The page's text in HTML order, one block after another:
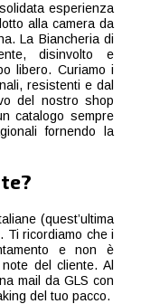
esperienza
alla camera da
La Biancheria di
disinvolto e
libero. Curiamo i
resistenti e dal
del nostro shop
catalogo sempre
fornendo la
(quest’ultima
Ti ricordiamo che i
e non è
del cliente. Al
mail da GLS con
del tuo pacco.